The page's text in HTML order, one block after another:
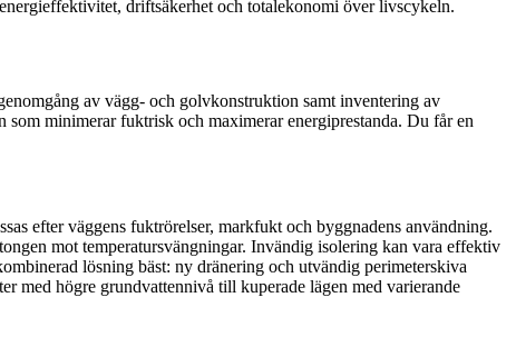
driftsäkerhet och totalekonomi över livscykeln.
av vägg- och golvkonstruktion samt inventering av
minimerar fuktrisk och maximerar energiprestanda. Du får en
efter väggens fuktrörelser, markfukt och byggnadens användning.
mot temperatursvängningar. Invändig isolering kan vara effektiv
lösning bäst: ny dränering och utvändig perimeterskiva
med högre grundvattennivå till kuperade lägen med varierande